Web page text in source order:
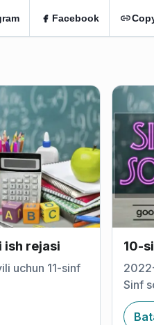
Facebook
ish rejasi
uchun 11-sinf
10-
Sinf